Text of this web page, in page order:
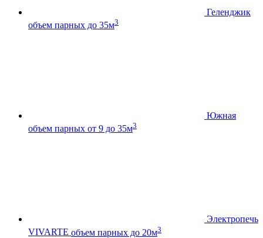
Геленджик
объем парных до 35м3
Южная
объем парных от 9 до 35м3
Электропечь
VIVARTE объем парных до 20м3